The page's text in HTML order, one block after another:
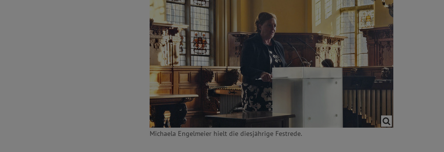
Michaela Engelmeier hielt die diesjährige Festrede.